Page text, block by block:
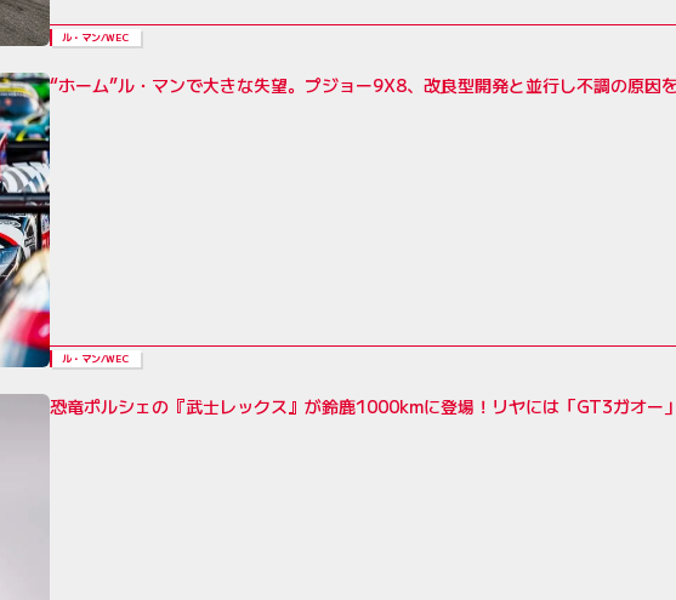
ル・マン/WEC
“ホーム”ル・マンで大きな失望。プジョー9X8、改良型開発と並行し不調の原因
ル・マン/WEC
恐竜ポルシェの『武士レックス』が鈴鹿1000kmに登場！リヤには「GT3ガオー